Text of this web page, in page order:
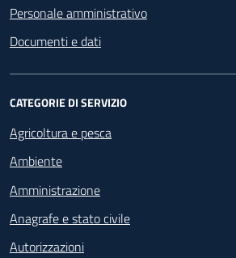
Personale amministrativo
Documenti e dati
CATEGORIE DI SERVIZIO
Agricoltura e pesca
Ambiente
Amministrazione
Anagrafe e stato civile
Autorizzazioni